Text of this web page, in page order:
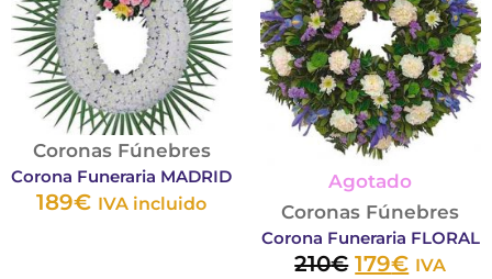
Coronas Fúnebres
Corona Funeraria MADRID
189€ IVA incluido
variantes.
Las
opciones
se
elegir
Agotado
Coronas Fúnebres
Corona Funeraria FLORAL
210€
210€.
179€
179€.
IVA
Las
se
pueden
en
la
página